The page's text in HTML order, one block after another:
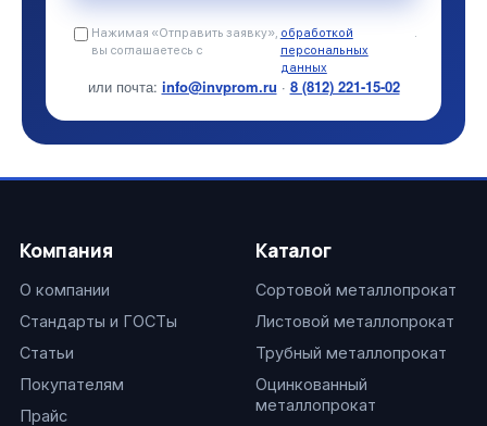
Нажимая «Отправить заявку»,
вы соглашаетесь с
обработкой
персональных
данных
.
или почта: info@invprom.ru · 8 (812) 221-15-02
Компания
О компании
Стандарты и ГОСТы
Статьи
Покупателям
Прайс
Каталог
Сортовой металлопрокат
Листовой металлопрокат
Трубный металлопрокат
Оцинкованный
металлопрокат